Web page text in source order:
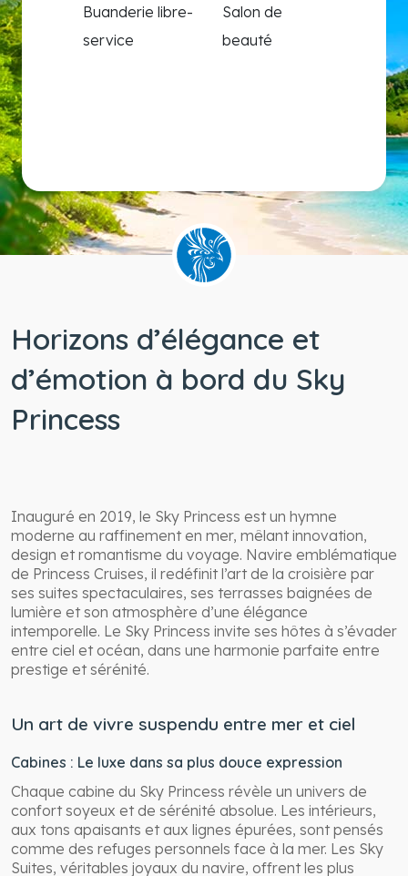
Buanderie libre-
service
Salon de
beauté
Horizons d’élégance et
d’émotion à bord du Sky
Princess
Inauguré en 2019, le Sky Princess est un hymne
moderne au raffinement en mer, mêlant innovation,
design et romantisme du voyage. Navire emblématique
de Princess Cruises, il redéfinit l’art de la croisière par
ses suites spectaculaires, ses terrasses baignées de
lumière et son atmosphère d’une élégance
intemporelle. Le Sky Princess invite ses hôtes à s’évader
entre ciel et océan, dans une harmonie parfaite entre
prestige et sérénité.
Un art de vivre suspendu entre mer et ciel
Cabines : Le luxe dans sa plus douce expression
Chaque cabine du Sky Princess révèle un univers de
confort soyeux et de sérénité absolue. Les intérieurs,
aux tons apaisants et aux lignes épurées, sont pensés
comme des refuges personnels face à la mer. Les Sky
Suites, véritables joyaux du navire, offrent les plus